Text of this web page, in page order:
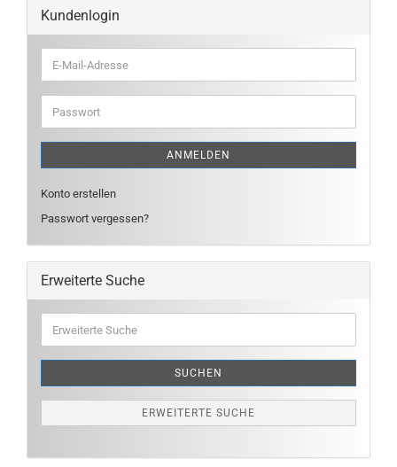
Kundenlogin
E-
Mail-
Adresse
Passwort
ANMELDEN
Konto erstellen
Passwort vergessen?
Erweiterte Suche
Suche
SUCHEN
ERWEITERTE SUCHE